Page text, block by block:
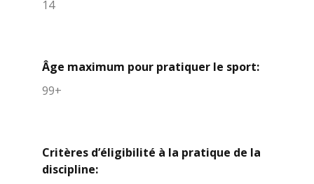
14
Âge maximum pour pratiquer le sport:
99+
Critères d’éligibilité à la pratique de la
discipline: